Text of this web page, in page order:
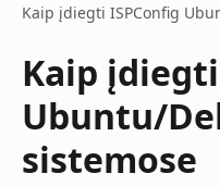
Kaip įdiegti ISPConfig
Kaip
Ubuntu/
sistemose